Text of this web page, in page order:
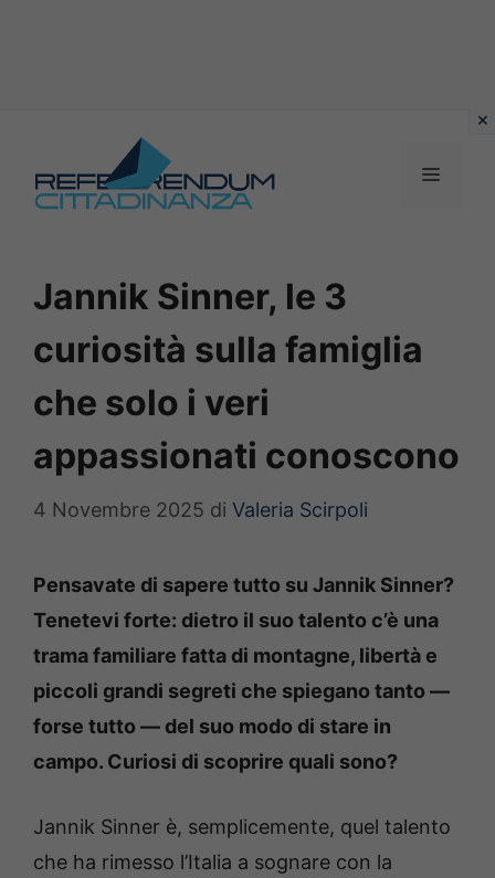
contenuto
MENU
Jannik Sinner, le 3
curiosità sulla famiglia
che solo i veri
appassionati conoscono
4 Novembre 2025 di Valeria Scirpoli
Pensavate di sapere tutto su Jannik Sinner?
Tenetevi forte: dietro il suo talento c’è una
trama familiare fatta di montagne, libertà e
piccoli grandi segreti che spiegano tanto —
forse tutto — del suo modo di stare in
campo. Curiosi di scoprire quali sono?
Jannik Sinner è, semplicemente, quel talento
che ha rimesso l’Italia a sognare con la